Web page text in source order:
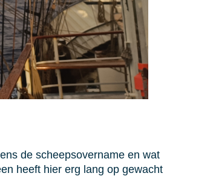
de scheepsovername en wat
heeft hier erg lang op gewacht